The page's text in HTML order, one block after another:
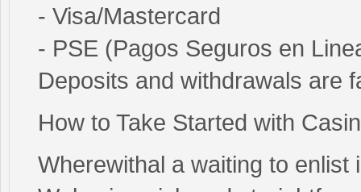
- Visa/Mastercard
- PSE (Pagos Seguros en
Deposits and withdrawals are
How to Take Started with
Wherewithal a waiting to